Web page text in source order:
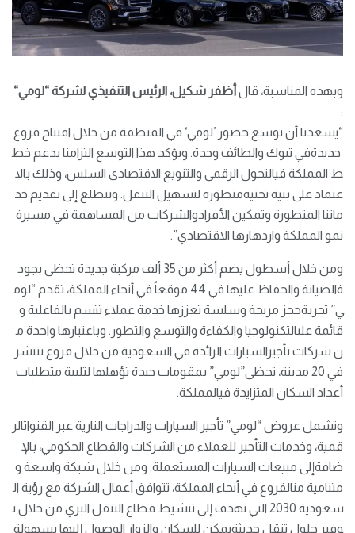
وبهذه المناسبة، قال أظفر شكيل، الرئيسالتنفيذيلشركة“لومي“
:
“يسعدنا أن نوسع حضور ’لومي‘ في المنطقة من خلال افتتاح فروع
جديدةفي تبوك والطائف وجدة. ويؤكد هذا التوسع التزامنا بدعم خط
ط المملكة فيالتحول الرقمي والتنويع الاقتصادي السلس، وذلك بالا
عتماد على بنية تحتيةمتطورة لتسهيل التنقل. ونتطلع إلى تقديم خد
ماتنا المتطورة وتمكين الأفرادوالشركات من المساهمة في مسيرة
نمو المملكة وازدهارها الاقتصادي”.
ومن خلال أسطول يضم أكثر من 35 ألف مركبة جديدة تحظى بجود
ةالصيانة والحفاظ عليها في 44 موقعاً في أنحاء المملكة، تقدم “لوم
ي” تجربةحجز مريحة وسلسة تعززها خدمة عملاء تتسم بالفاعلية و
قائمة علىالتكنولوجيا والكفاءة والتوسع والتطور. وباعتبارها واحدة م
ن شركات تأجيرالسيارات الرائدة في السعودية من خلال فروع تنتشر
في 20 مدينة، تحظى”لومي” بمقومات جيدة تؤهلها لتلبية متطلبات
أعداد السكان المتزايدة فيالمملكة.
وتشمل عروض “لومي” تأجير السيارات والدراجات النارية عبر القنواتالر
قمية، وخدمات التأجير للعملاء من الشركات والقطاع الحكومي، بالإ
ضافةإلى مبيعات السيارات المستعملة. ومن خلال شبكة واسعة و
متنامية منالفروع في أنحاء المملكة، تتوافق أعمال الشركة مع رؤية ال
سعودية 2030 التي تهدف إلى تنشيط قطاع التنقل البري من خلال ت
وفير حلول تنقل حديثةيمكن للسكان والزوار الوصول إليها بسهولة